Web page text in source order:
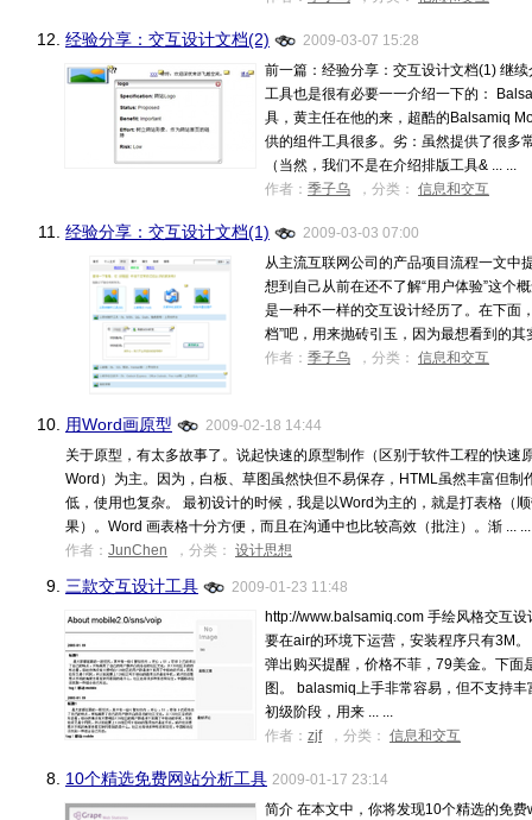
12. 经验分享：交互设计文档(2)
2009-03-07 15:28
前一篇：经验分享：交互设计文档(1) 继
工具也是很有必要一一介绍一下的：
具，黄主任在他的来，超酷的Balsamiq
供的组件工具很多。劣：虽然提供了很多
（当然，我们不是在介绍排版工具& ... ...
作者： 季子乌 ，分类： 信息和交互
11. 经验分享：交互设计文档(1)
2009-03-03 07:00
从主流互联网公司的产品项目流程一文中
想到自己从前在还不了解“用户体验”这个
是一种不一样的交互设计经历了。在下面
档”吧，用来抛砖引玉，因为最想看到的
作者： 季子乌 ，分类： 信息和交互
10. 用Word画原型
2009-02-18 14:44
关于原型，有太多故事了。说起快速的原型制作（区别于软件工程的快速
Word）为主。因为，白板、草图虽然快但不易保存，HTML虽然丰富但
低，使用也复杂。 最初设计的时候，我是以Word为主的，就是打表格（
果）。Word 画表格十分方便，而且在沟通中也比较高效（批注）。渐 ... ...
作者： JunChen ，分类： 设计思想
9. 三款交互设计工具
2009-01-23 11:48
http://www.balsamiq.com 手绘风格交互
要在air的环境下运营，安装程序只有3M
弹出购买提醒，价格不菲，79美金。下
图。 balasmiq上手非常容易，但不支持
初级阶段，用来 ... ...
作者： zjf，分类： 信息和交互
8. 10个精选免费网站分析工具 2009-01-17 23:14
简介 在本文中，你将发现10个精选的免